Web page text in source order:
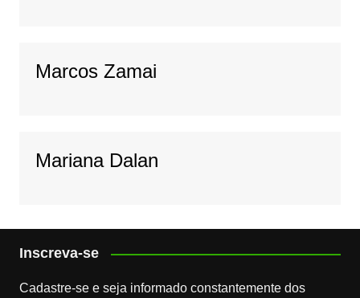
Marcos Zamai
Mariana Dalan
Inscreva-se
Cadastre-se e seja informado constantemente dos